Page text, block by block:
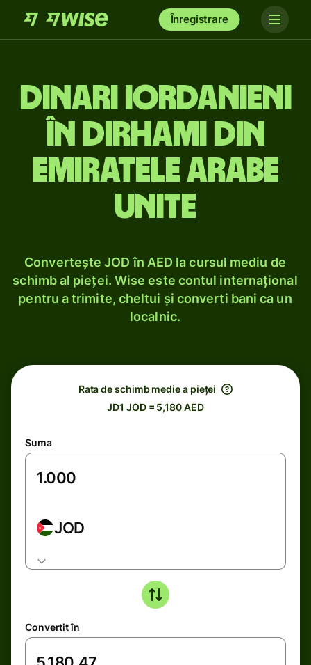
Înregistrare
Dinari iordanieni
în dirhami din
Emiratele Arabe
Unite
Convertește JOD în AED la cursul mediu de
schimb al pieței. Wise este contul internațional
pentru a trimite, cheltui și converti bani ca un
localnic.
Rata de schimb medie a pieței
JD1 JOD = 5,180 AED
Suma
JOD
Convertit în